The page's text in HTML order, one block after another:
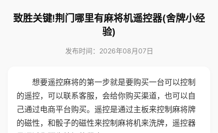
致胜关键!荆门哪里有麻将机遥控器(舍牌小经
验)
发布时间：2026年08月07日
想要遥控麻将的第一步就是要购买一台可以控制
的遥控，可以联系客服，会给你购买渠道，也可以自
己通过电商平台购买。遥控是通过主板来控制麻将牌
的磁性，和骰子的磁性来控制麻将机来洗牌，遥控器